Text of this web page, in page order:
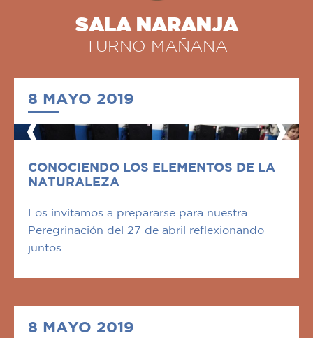
SALA NARANJA
TURNO MAÑANA
8 MAYO 2019
CONOCIENDO LOS ELEMENTOS DE LA
NATURALEZA
Los invitamos a prepararse para nuestra
Peregrinación del 27 de abril reflexionando
juntos .
8 MAYO 2019